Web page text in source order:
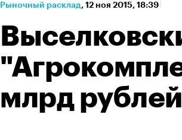
Технологии и медиа Рынок
Рыночный расклад⁠, 12 ноя 2015, 18:39
млрд